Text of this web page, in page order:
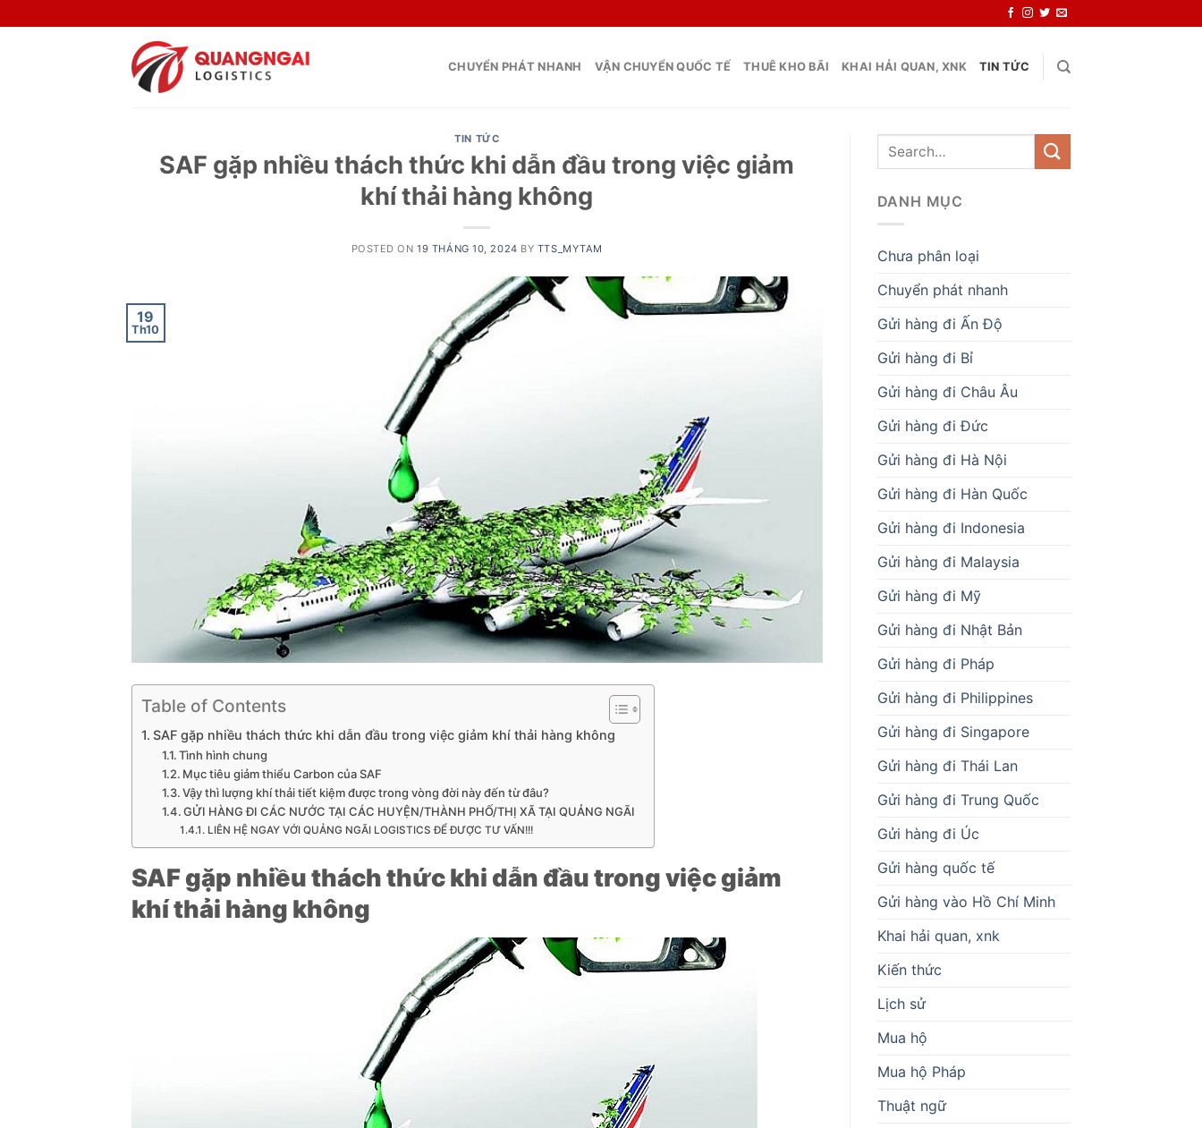
to
CHUYỂN PHÁT NHANH VẬN CHUYỂN QUỐC TẾ THUÊ KHO BÃI KHAI HẢI QUAN, XNK TIN TỨC
TIN TỨC
SAF gặp nhiều thách thức khi dẫn đầu trong việc giảm
khí thải hàng không
POSTED ON19 THÁNG 10, 2024 BY TTS_MYTAM
19
Th10
Table of Contents
SAF gặp nhiều thách thức khi dẫn đầu trong việc giảm khí thải hàng không
Tình hình chung
Mục tiêu giảm thiểu Carbon của SAF
Vậy thì lượng khí thải tiết kiệm được trong vòng đời này đến từ đâu?
GỬI HÀNG ĐI CÁC NƯỚC TẠI CÁC HUYỆN/THÀNH PHỐ/THỊ XÃ TẠI QUẢNG NGÃI
LIÊN HỆ NGAY VỚI QUẢNG NGÃI LOGISTICS ĐỂ ĐƯỢC TƯ VẤN!!!
SAF gặp nhiều thách thức khi dẫn đầu trong việc giảm
khí thải hàng không
DANH MỤC
Chưa phân loại
Chuyển phát nhanh
Gửi hàng đi Ấn Độ
Gửi hàng đi Bỉ
Gửi hàng đi Châu Âu
Gửi hàng đi Đức
Gửi hàng đi Hà Nội
Gửi hàng đi Hàn Quốc
Gửi hàng đi Indonesia
Gửi hàng đi Malaysia
Gửi hàng đi Mỹ
Gửi hàng đi Nhật Bản
Gửi hàng đi Pháp
Gửi hàng đi Philippines
Gửi hàng đi Singapore
Gửi hàng đi Thái Lan
Gửi hàng đi Trung Quốc
Gửi hàng đi Úc
Gửi hàng quốc tế
Gửi hàng vào Hồ Chí Minh
Khai hải quan, xnk
Kiến thức
Lịch sử
Mua hộ
Mua hộ Pháp
Thuật ngữ